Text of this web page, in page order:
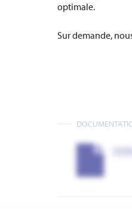
optimale.
Sur demande,